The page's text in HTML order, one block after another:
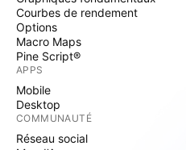
Courbes de rendement
Options
Macro Maps
Pine Script®
APPS
Mobile
Desktop
COMMUNAUTÉ
Réseau social